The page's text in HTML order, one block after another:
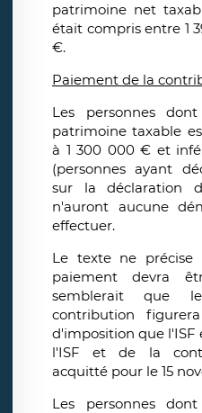
patrimoine net
était compris entre 1
€.
Paiement de la
Les personnes
patrimoine taxable
à 1 300 000 € et
(personnes ayant
sur la déclaration
n'auront aucune
effectuer.
Le texte ne
paiement devra
semblerait que
contribution
d'imposition que
l'ISF et de la
acquitté pour le 15
Les personnes